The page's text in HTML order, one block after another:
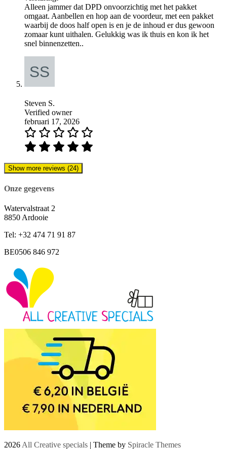
Alleen jammer dat DPD onvoorzichtig met het pakket
omgaat. Aanbellen en hop aan de voordeur, met een pakket
waarbij de doos half open is en je de inhoud er dus gewoon
zomaar kunt uithalen. Gelukkig was ik thuis en kon ik het
snel binnenzetten..
Steven S.
Verified owner
februari 17, 2026
Show more reviews (24)
Onze gegevens
Watervalstraat 2
8850 Ardooie
Tel: +32 474 71 91 87
BE0506 846 972
2026All Creative specials | Theme by Spiracle Themes